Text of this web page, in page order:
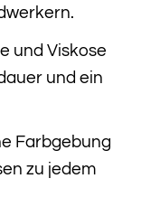
und Viskose
und ein
Farbgebung
zu jedem